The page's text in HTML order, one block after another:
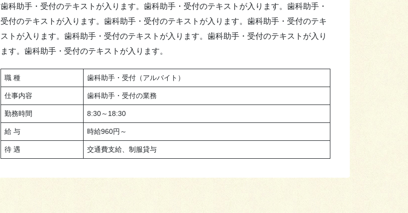
歯科助手・受付のテキストが入ります。歯科助手・受付のテキストが入ります。歯科助手・
受付のテキストが入ります。歯科助手・受付のテキストが入ります。歯科助手・受付のテキ
ストが入ります。歯科助手・受付のテキストが入ります。歯科助手・受付のテキストが入り
ます。歯科助手・受付のテキストが入ります。
職 種 歯科助手・受付（アルバイト）
仕事内容 歯科助手・受付の業務
勤務時間 8:30～18:30
給 与 時給960円～
待 遇 交通費支給、制服貸与